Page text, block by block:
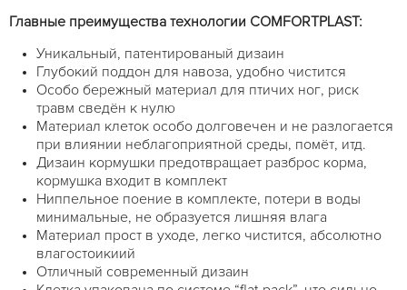
Главные преимущества технологии COMFORTPLAST:
Уникальный, патентированый дизаин
Глубокий поддон для навоза, удобно чистится
Особо бережный материал для птичих ног, риск
травм сведён к нулю
Материал клеток особо долговечен и не разлогается
при влиянии неблагоприятной среды, помёт, итд.
Дизаин кормушки предотвращает разброс корма,
кормушка входит в комплект
Ниппельное поение в комплекте, потери в воды
минимальные, не образуется лишняя влага
Материал прост в уходе, легко чистится, абсолютно
влагостоикиий
Отличный современный дизаин